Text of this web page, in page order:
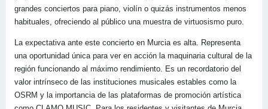
grandes conciertos para piano, violín o quizás instrumentos menos
habituales, ofreciendo al público una muestra de virtuosismo puro.
La expectativa ante este concierto en Murcia es alta. Representa
una oportunidad única para ver en acción la maquinaria cultural de la
región funcionando al máximo rendimiento. Es un recordatorio del
valor intrínseco de las instituciones musicales estables como la
OSRM y la importancia de las plataformas de promoción artística